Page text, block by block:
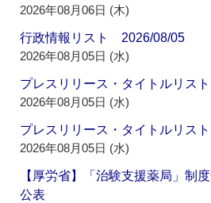
2026年08月06日 (木)
行政情報リスト 2026/08/05
2026年08月05日 (水)
プレスリリース・タイトルリス
2026年08月05日 (水)
プレスリリース・タイトルリス
2026年08月05日 (水)
【厚労省】「治験支援薬局」制
公表